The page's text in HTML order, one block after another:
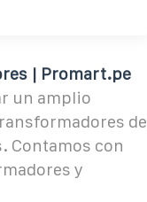
| Promart.pe
un amplio
de
Contamos con
y